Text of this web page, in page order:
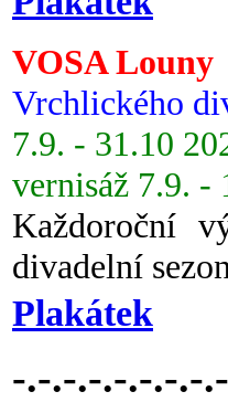
VOSA Louny
Vrchlického
7.9. - 31.10
vernisáž 7.9. -
Každoroční
divadelní
Plakátek
-.-.-.-.-.-.-.-